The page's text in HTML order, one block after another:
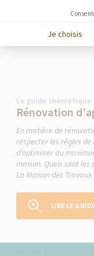
Le guide thématique
Rénovation
En matière de
respecter les règles
d’optimiser au
maison. Quels sont
La Maison des
LIRE LE
Je choisis